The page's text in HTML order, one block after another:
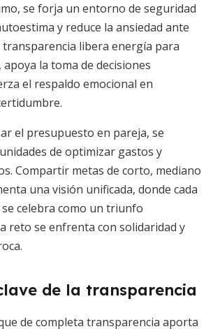
se forja un entorno de seguridad
y reduce la ansiedad ante
transparencia libera energía para
la toma de decisiones
el respaldo emocional en
el presupuesto en pareja, se
de optimizar gastos y
Compartir metas de corto, mediano
una visión unificada, donde cada
celebra como un triunfo
reto se enfrenta con solidaridad y
de la transparencia
de completa transparencia aporta